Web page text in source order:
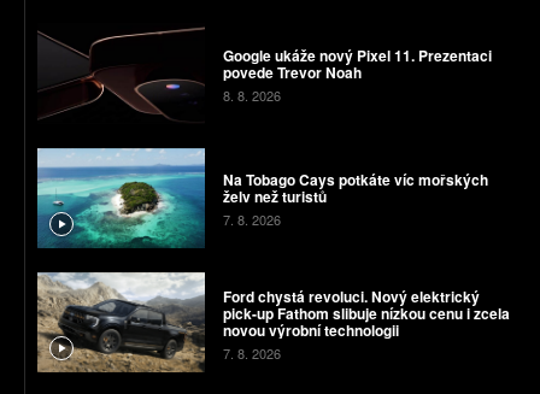
Google ukáže nový Pixel 11. Prezentaci
povede Trevor Noah
8. 8. 2026
Na Tobago Cays potkáte víc mořských
želv než turistů
7. 8. 2026
Ford chystá revoluci. Nový elektrický
pick-up Fathom slibuje nízkou cenu i zcela
novou výrobní technologii
7. 8. 2026